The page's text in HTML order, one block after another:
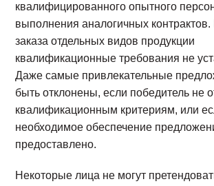
квалифицированного опытного
выполнения аналогичных контрактов.
заказа отдельных видов продукции
квалификационные требования не
Даже самые привлекательные
быть отклонены, если победитель не
квалификационным критериям, или
необходимое обеспечение
предоставлено.
Некоторые лица не могут